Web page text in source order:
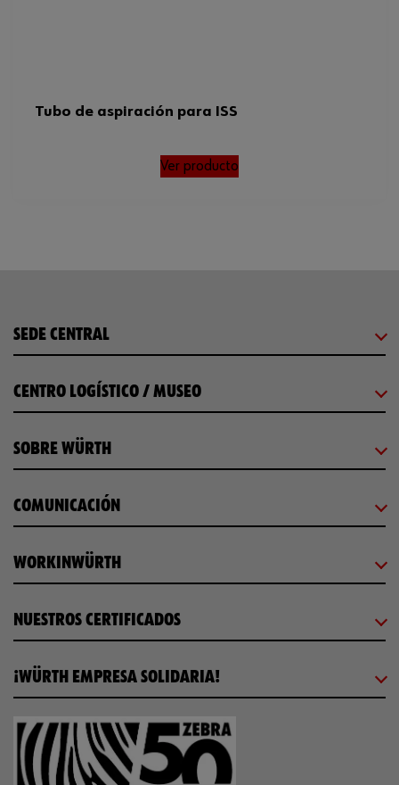
Tubo de aspiración para ISS
Ver producto
SEDE CENTRAL
CENTRO LOGÍSTICO / MUSEO
SOBRE WÜRTH
COMUNICACIÓN
WORKINWÜRTH
NUESTROS CERTIFICADOS
¡WÜRTH EMPRESA SOLIDARIA!